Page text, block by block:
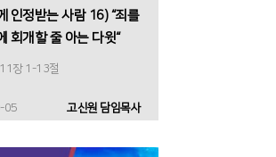
인정받는 사람 16) “죄를
회개할 줄 아는 다윗“
장 1-13절
05 고신원 담임목사